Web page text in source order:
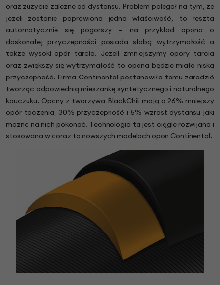
oraz zużycie zależne od dystansu. Problem polegał na tym, że
jeżeli zostanie poprawiona jedna właściwość, to reszta
automatycznie się pogorszy – na przykład opona o
doskonałej przyczepności posiada słabą wytrzymałość a
także wysoki opór tarcia. Jeżeli zmniejszymy opory tarcia
oraz zwiększy się wytrzymałość to opona będzie miała niską
przyczepność. Firma Continental postanowiła temu zaradzić
tworząc odpowiednią mieszankę syntetycznego i naturalnego
kauczuku. Opony z tworzywa BlackChili mają o 26% mniejszy
opór toczenia, 30% przyczepność i 5% wzrost dystansu jaki
można na nich pokonać. Technologia ta jest ciągle rozwijana i
stosowana w coraz to nowszych modelach opon Continental.